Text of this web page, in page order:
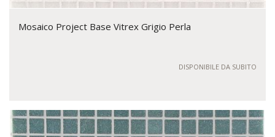
Mosaico Project Base Vitrex Grigio Perla
DISPONIBILE DA SUBITO